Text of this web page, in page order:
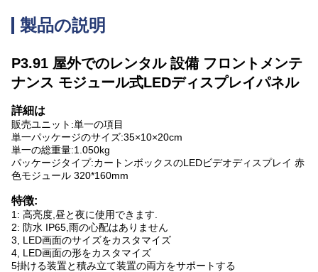
製品の説明
P3.91 屋外でのレンタル 設備 フロントメンテ
ナンス モジュール式LEDディスプレイパネル
詳細は
販売ユニット:単一の項目
単一パッケージのサイズ:35×10×20cm
単一の総重量:1.050kg
パッケージタイプ:カートンボックスのLEDビデオディスプレイ 赤
色モジュール 320*160mm
特徴:
1: 高亮度,昼と夜に使用できます.
2: 防水 IP65,雨の心配はありません
3, LED画面のサイズをカスタマイズ
4, LED画面の形をカスタマイズ
5掛ける装置と積み立て装置の両方をサポートする